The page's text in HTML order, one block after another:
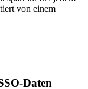
von einem
Daten